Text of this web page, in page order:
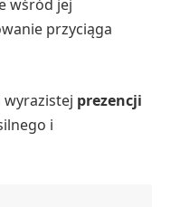
wśród jej
przyciąga
prezencji
i